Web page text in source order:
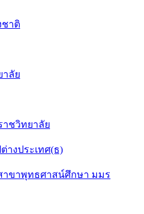
ชาติ
ลัย
ชวิทยาลัย
างประเทศ(ธ)
าขาพุทธศาสน์ศึกษา มมร